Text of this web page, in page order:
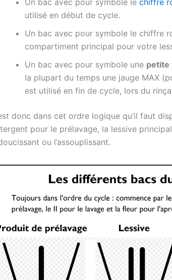
utilisé en début de cycle.
Un bac avec pour symbole le chiffre
compartiment principal pour votre
Un bac avec pour symbole une petite
la plupart du temps une jauge MAX
est utilisé en fin de cycle, lors du
donc dans cet ordre logique qu’il faut
pour le prélavage, la lessive
ou l’assouplissant.